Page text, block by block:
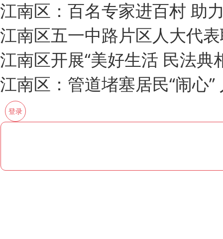
江南区：百名专家进百村 助
江南区五一中路片区人大代
江南区开展“美好生活 民法典
江南区：管道堵塞居民“闹心”
登录